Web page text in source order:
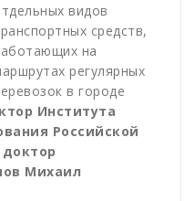
видов
средств,
на
регулярных
в городе
Института
Российской
Михаил